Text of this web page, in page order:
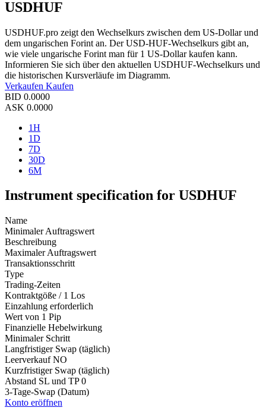
USDHUF
USDHUF.pro zeigt den Wechselkurs zwischen dem US-Dollar und
dem ungarischen Forint an. Der USD-HUF-Wechselkurs gibt an,
wie viele ungarische Forint man für 1 US-Dollar kaufen kann.
Informieren Sie sich über den aktuellen USDHUF-Wechselkurs und
die historischen Kursverläufe im Diagramm.
Verkaufen Kaufen
BID 0.0000
ASK 0.0000
1H
1D
7D
30D
6M
Instrument specification for USDHUF
Name
Minimaler Auftragswert
Beschreibung
Maximaler Auftragswert
Transaktionsschritt
Type
Trading-Zeiten
Kontraktgöße / 1 Los
Einzahlung erforderlich
Wert von 1 Pip
Finanzielle Hebelwirkung
Minimaler Schritt
Langfristiger Swap (täglich)
Leerverkauf NO
Kurzfristiger Swap (täglich)
Abstand SL und TP 0
3-Tage-Swap (Datum)
Konto eröffnen